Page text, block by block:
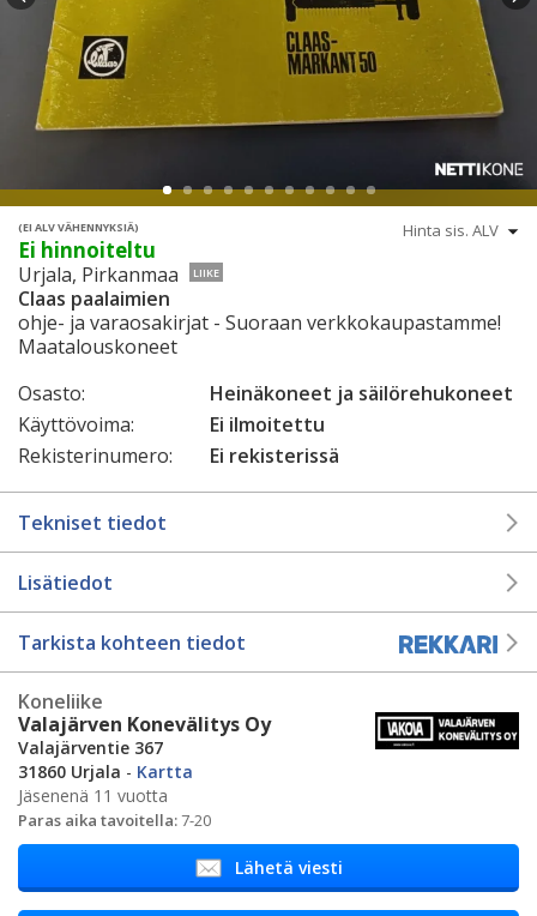
(EI ALV VÄHENNYKSIÄ)
Ei hinnoiteltu
Urjala, Pirkanmaa LIIKE
Claas paalaimien
ohje- ja varaosakirjat - Suoraan verkkokaupastamme!
Maatalouskoneet
Osasto:
Heinäkoneet ja säilörehukoneet
Käyttövoima:
Ei ilmoitettu
Rekisterinumero:
Ei rekisterissä
Tekniset tiedot
Lisätiedot
Tarkista kohteen tiedot
Koneliike
Valajärven Konevälitys Oy
Valajärventie 367
31860 Urjala - Kartta
Jäsenenä 11 vuotta
Paras aika tavoitella:7-20
Lähetä viesti